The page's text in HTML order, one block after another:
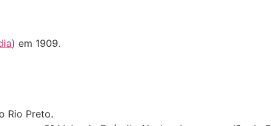
) em 1909.
Rio Preto.